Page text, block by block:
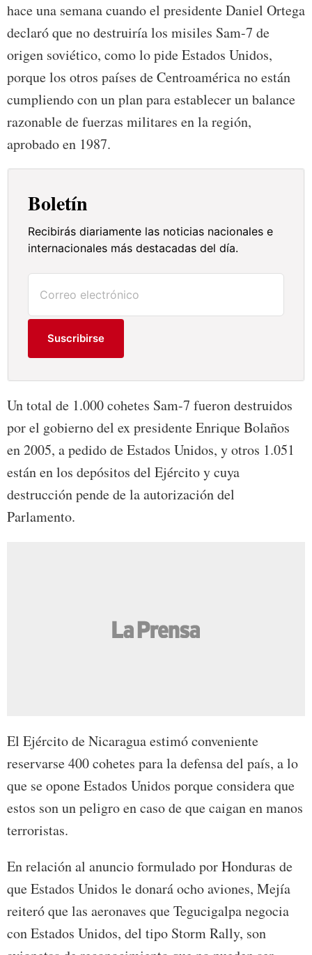
hace una semana cuando el presidente Daniel Ortega
declaró que no destruiría los misiles Sam-7 de
origen soviético, como lo pide Estados Unidos,
porque los otros países de Centroamérica no están
cumpliendo con un plan para establecer un balance
razonable de fuerzas militares en la región,
aprobado en 1987.
Boletín
Recibirás diariamente las noticias nacionales e
internacionales más destacadas del día.
Suscribirse
Un total de 1.000 cohetes Sam-7 fueron destruidos
por el gobierno del ex presidente Enrique Bolaños
en 2005, a pedido de Estados Unidos, y otros 1.051
están en los depósitos del Ejército y cuya
destrucción pende de la autorización del
Parlamento.
El Ejército de Nicaragua estimó conveniente
reservarse 400 cohetes para la defensa del país, a lo
que se opone Estados Unidos porque considera que
estos son un peligro en caso de que caigan en manos
terroristas.
En relación al anuncio formulado por Honduras de
que Estados Unidos le donará ocho aviones, Mejía
reiteró que las aeronaves que Tegucigalpa negocia
con Estados Unidos, del tipo Storm Rally, son